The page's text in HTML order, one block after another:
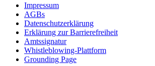
Impressum
AGBs
Datenschutzerklärung
Erklärung zur Barrierefreiheit
Amtssignatur
Whistleblowing-Plattform
Grounding Page